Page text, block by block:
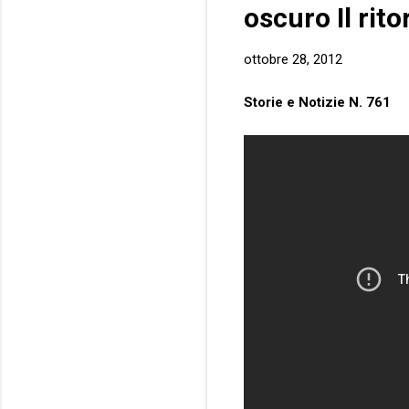
oscuro Il
ottobre 28, 2012
Storie e Notizie N. 761